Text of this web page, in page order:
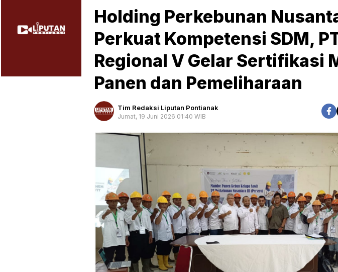
Holding Perkebunan
Perkuat Kompetensi SDM,
Regional V Gelar Sertifikasi
Panen dan Pemeliharaan
Tim Redaksi Liputan Pontianak
Jumat, 19 Juni 2026 01:40 WIB